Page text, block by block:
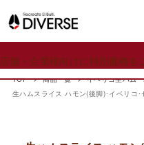
店舗・企業様向けに特別価格を
TOP 商品一覧 イベリコ生ハム
生ハムスライス ハモン(後脚)･イベリコ